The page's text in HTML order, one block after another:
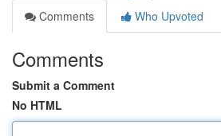
Comments
Who Upvoted
Comments
Submit a Comment
No HTML